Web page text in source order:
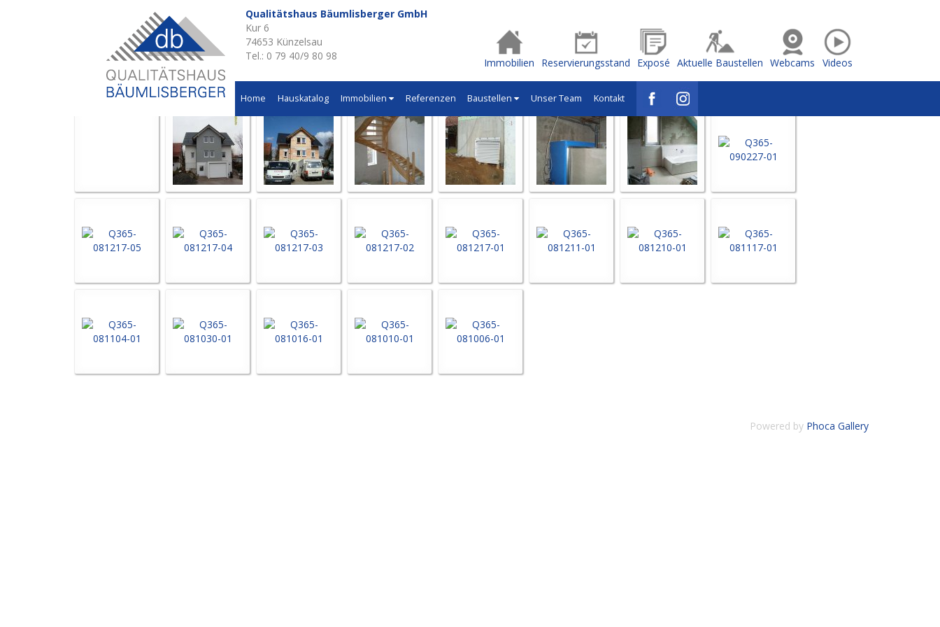
Qualitätshaus Bäumlisberger GmbH
Kur 6
74653 Künzelsau
Tel.: 0 79 40/9 80 98
Immobilien Reservierungsstand Exposé Aktuelle Baustellen Webcams Videos
Home Hauskatalog Immobilien Referenzen Baustellen Unser Team Kontakt
Aktuelle Baustellen - Q365
Wohnhausneubau in Langenbeutingen
Powered by Phoca Gallery